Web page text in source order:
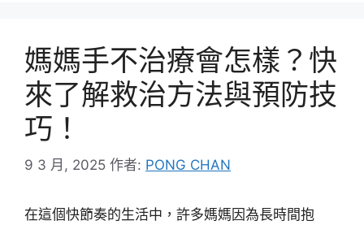
媽媽手不治療會怎樣？快
來了解救治方法與預防技
巧！
9 3 月, 2025 作者: PONG CHAN
在這個快節奏的生活中，許多媽媽因為長時間抱